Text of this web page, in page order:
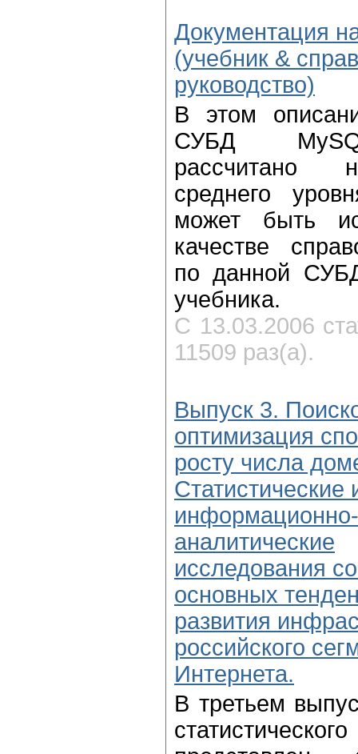
Документация
(учебник &
руководство)
В этом
СУБД
рассчитано
среднего
может быть
качестве
по данной
учебника.
С 13.03.2006
11509 раз(а).
Выпуск 3.
оптимизация
росту числа
Статистические
информационно-
аналитические
исследования
основных
развития
российского
Интернета.
В третьем